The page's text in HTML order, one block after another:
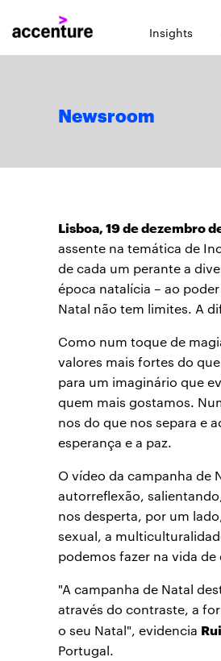
Insights
Newsroom
Lisboa, 19 de dezembro
assente na temática de
de cada um perante a
época natalícia – ao
Natal não tem limites. A
Como num toque de
valores mais fortes do
para um imaginário que
quem mais gostamos.
nos do que nos separa e
esperança e a paz.
O vídeo da campanha de
autorreflexão,
nos desperta, por um
sexual, a
podemos fazer na vida
"A campanha de Natal
através do contraste, a
o seu Natal", evidencia
Portugal.